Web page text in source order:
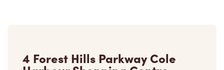
4 Forest Hills Parkway Cole